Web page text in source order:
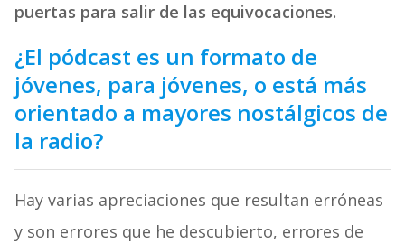
puertas para salir de las equivocaciones.
¿El pódcast es un formato de
jóvenes, para jóvenes, o está más
orientado a mayores nostálgicos de
la radio?
Hay varias apreciaciones que resultan erróneas
y son errores que he descubierto, errores de